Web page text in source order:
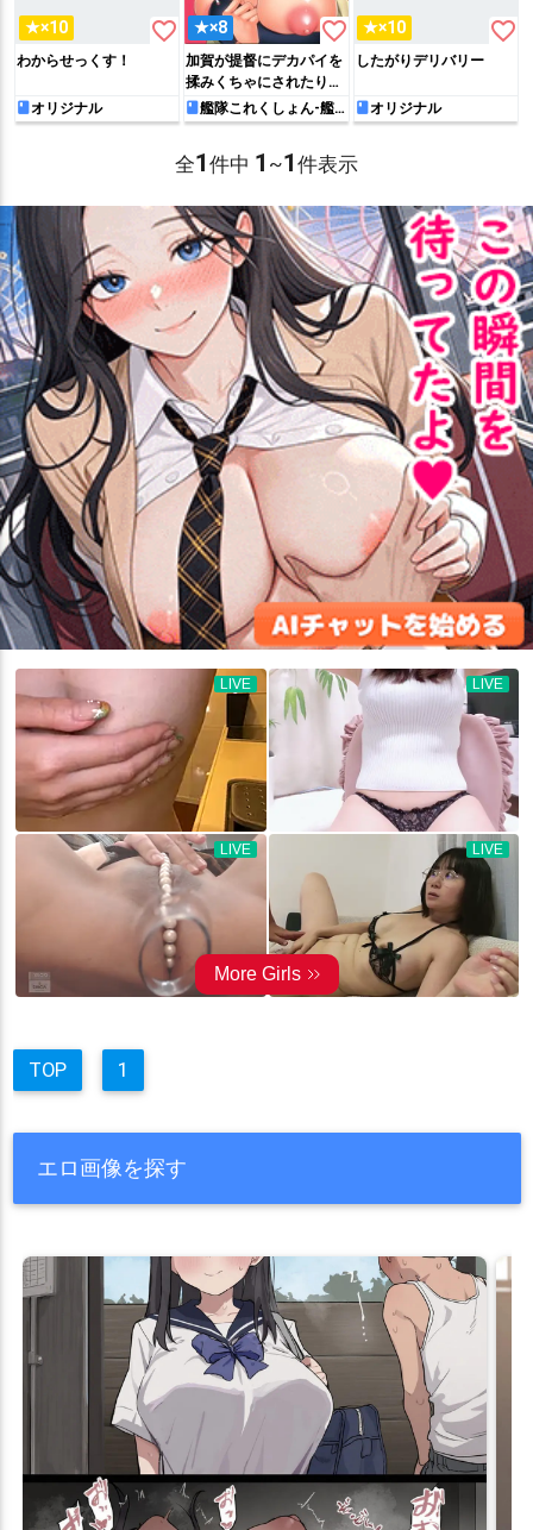
★×10 favorite_border
わからせっくす！
オリジナル
★×8 favorite_border
加賀が提督にデカパイを
揉みくちゃにされたり乳
首をこねくり回された
り…愛液まみれになった
スをハメられてアヘっち
艦隊これくしょん-艦
これ-
★×10 favorite_border
したがりデリバリー
オリジナル
全1件中 1 ~1件表示
TOP 1
エロ画像を探す